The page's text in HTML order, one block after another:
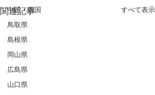
中国・四国
鳥取県
島根県
岡山県
広島県
山口県
関連記事 すべて表示